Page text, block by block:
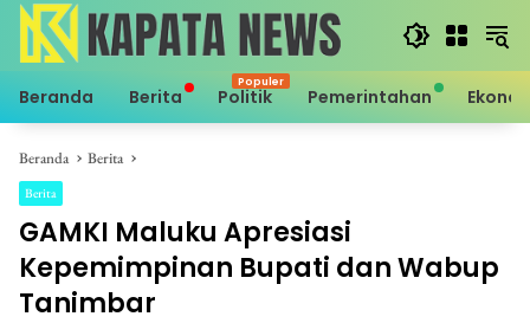
Langsung
konten
Beranda Berita Politik Pemerintahan
Beranda Berita
Berita
GAMKI Maluku Apresiasi
Kepemimpinan Bupati dan Wabup
Tanimbar